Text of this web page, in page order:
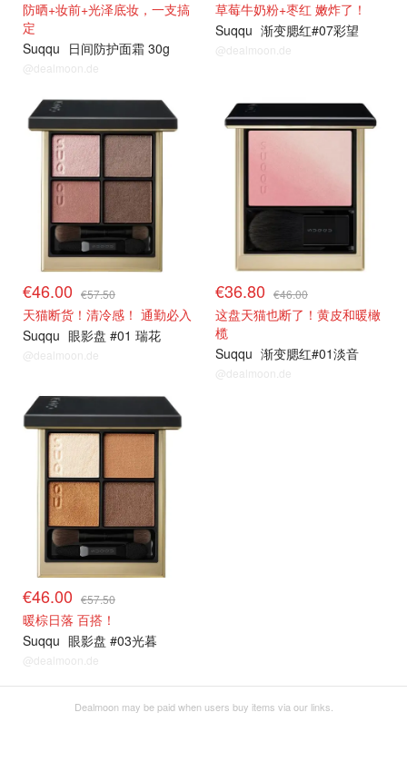
防晒+妆前+光泽底妆，一支搞
定
Suqqu 日间防护面霜 30g
@dealmoon.de
草莓牛奶粉+枣红 嫩炸了！
Suqqu 渐变腮红#07彩望
@dealmoon.de
€46.00 €57.50
天猫断货！清冷感！ 通勤必入
Suqqu 眼影盘 #01 瑞花
@dealmoon.de
€36.80 €46.00
这盘天猫也断了！黄皮和暖橄
榄
Suqqu 渐变腮红#01淡音
@dealmoon.de
€46.00 €57.50
暖棕日落 百搭！
Suqqu 眼影盘 #03光暮
@dealmoon.de
Dealmoon may be paid when users buy items via our links.